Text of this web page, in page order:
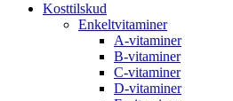
Kosttilskud
Enkeltvitaminer
A-vitaminer
B-vitaminer
C-vitaminer
D-vitaminer